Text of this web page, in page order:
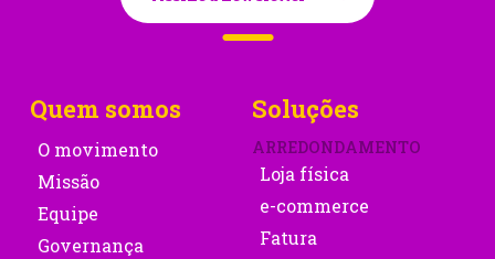
Quem somos
O movimento
Missão
Equipe
Governança
Soluções
ARREDONDAMENTO
Loja física
e-commerce
Fatura